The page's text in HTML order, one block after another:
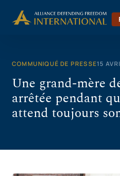
COMMUNIQUÉ DE PRESSE15
Une grand-mère
arrêtée pendant
attend toujours